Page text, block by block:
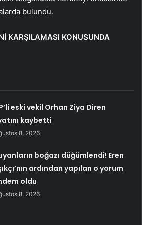
bulundu.
KARŞILAMASI KONUSUNDA
eski vekil Orhan Ziya Diren
kaybetti
8, 2026
boğazı düğümlendi! Eren
ardından yapılan o yorum
oldu
8, 2026